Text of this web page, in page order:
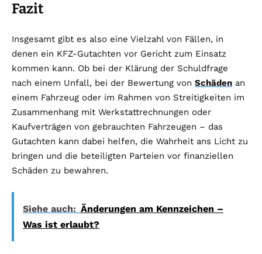
Fazit
Insgesamt gibt es also eine Vielzahl von Fällen, in
denen ein KFZ-Gutachten vor Gericht zum Einsatz
kommen kann. Ob bei der Klärung der Schuldfrage
nach einem Unfall, bei der Bewertung von Schäden an
einem Fahrzeug oder im Rahmen von Streitigkeiten im
Zusammenhang mit Werkstattrechnungen oder
Kaufverträgen von gebrauchten Fahrzeugen – das
Gutachten kann dabei helfen, die Wahrheit ans Licht zu
bringen und die beteiligten Parteien vor finanziellen
Schäden zu bewahren.
Siehe auch: Änderungen am Kennzeichen –
Was ist erlaubt?